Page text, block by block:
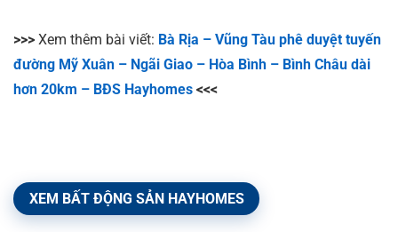
>>> Xem thêm bài viết: Bà Rịa – Vũng Tàu phê duyệt tuyến
đường Mỹ Xuân – Ngãi Giao – Hòa Bình – Bình Châu dài
hơn 20km – BĐS Hayhomes <<<
XEM BẤT ĐỘNG SẢN HAYHOMES